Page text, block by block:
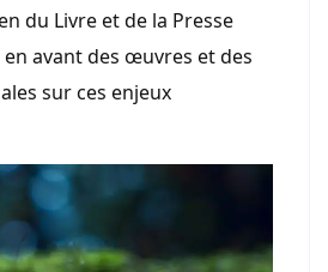
du Livre et de la Presse
avant des œuvres et des
sur ces enjeux